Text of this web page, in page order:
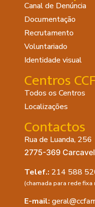
Canal de Denúncia
Documentação
Recrutamento
Voluntariado
Identidade visual
Centros CCF
Todos os Centros
Localizações
Contactos
Rua de Luanda, 256
2775-369
Telef.: 214 588
(chamada para rede fixa
E-mail: